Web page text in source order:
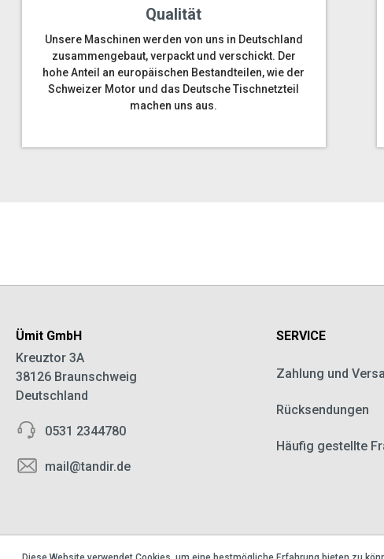
Qualität
Unsere Maschinen werden von uns in Deutschland
zusammengebaut, verpackt und verschickt. Der
hohe Anteil an europäischen Bestandteilen, wie der
Schweizer Motor und das Deutsche Tischnetzteil
machen uns aus.
Ümit GmbH
Kreuztor 3A
38126 Braunschweig
Deutschland
0531 2344780
mail@tandir.de
SERVICE
Zahlung und
Rücksendungen
Häufig gestellte